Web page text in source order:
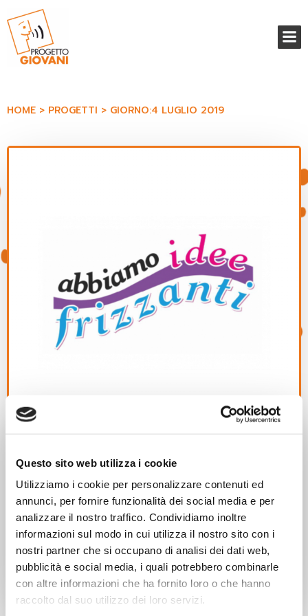
Questo sito web utilizza i cookie
Utilizziamo i cookie per personalizzare contenuti ed
annunci, per fornire funzionalità dei social media e per
analizzare il nostro traffico. Condividiamo inoltre
informazioni sul modo in cui utilizza il nostro sito con i
nostri partner che si occupano di analisi dei dati web,
pubblicità e social media, i quali potrebbero combinarle
con altre informazioni che ha fornito loro o che hanno
raccolto dal suo utilizzo dei loro servizi.
HOME PROGETTI GIORNO:4 LUGLIO 2019
04/07/2019
Progetti Locali
Abbiamo idee frizzanti 2019
Redesign my town! Workshop di eco design urbano 19-
20-21 luglio in Villa Pisani. Sono aperte […]
Leggi di più